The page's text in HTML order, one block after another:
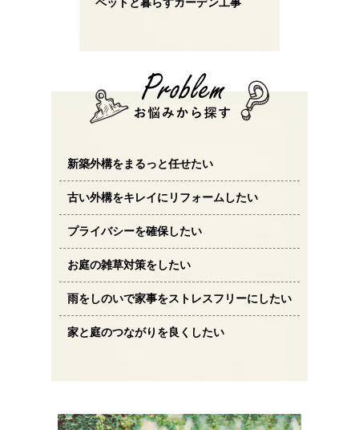
ペットと暮らすガーデン工事
新築外構をまるっと任せたい
古い外構をキレイにリフォームしたい
プライバシーを確保したい
お庭の雑草対策をしたい
雨をしのいで家事をストレスフリーにしたい
家と庭のつながりを良くしたい